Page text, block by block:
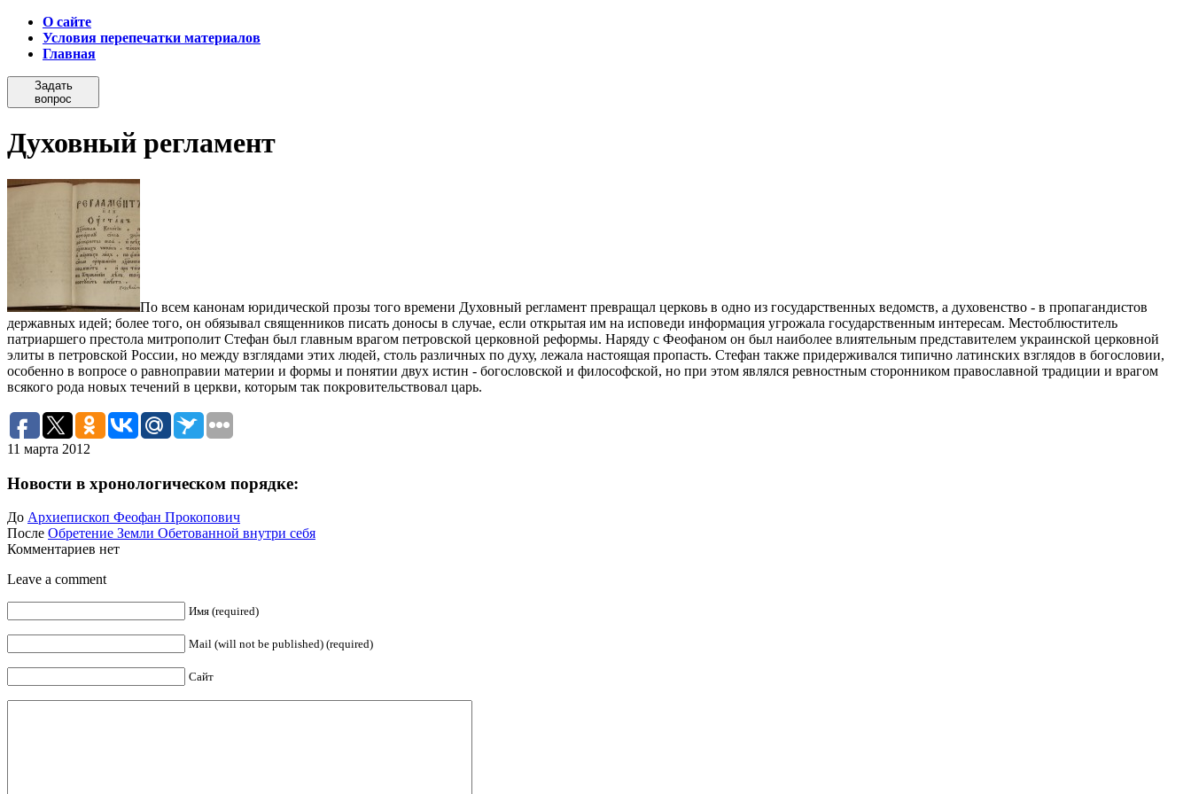
О сайте
Условия перепечатки материалов
Главная
Задать
вопрос
Духовный регламент
По всем канонам юридической прозы того времени Духовный регламент превращал церковь в одно из государственных ведомств, а духовенство - в пропагандистов
державных идей; более того, он обязывал священников писать доносы в случае, если открытая им на исповеди информация угрожала государственным интересам. Местоблюститель
патриаршего престола митрополит Стефан был главным врагом петровской церковной реформы. Наряду с Феофаном он был наиболее влиятельным представителем украинской церковной
элиты в петровской России, но между взглядами этих людей, столь различных по духу, лежала настоящая пропасть. Стефан также придерживался типично латинских взглядов в богословии,
особенно в вопросе о равноправии материи и формы и понятии двух истин - богословской и философской, но при этом являлся ревностным сторонником православной традиции и врагом
всякого рода новых течений в церкви, которым так покровительствовал царь.
11 марта 2012
Новости в хронологическом порядке:
До Архиепископ Феофан Прокопович
После Обретение Земли Обетованной внутри себя
Комментариев нет
Leave a comment
Имя (required)
Mail (will not be published) (required)
Сайт